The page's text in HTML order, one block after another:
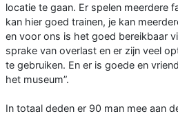
locatie te gaan. Er spelen meerdere
kan hier goed trainen, je kan
en voor ons is het goed bereikbaar
sprake van overlast en er zijn veel
te gebruiken. En er is goede en
het museum”.
In totaal deden er 90 man mee aan